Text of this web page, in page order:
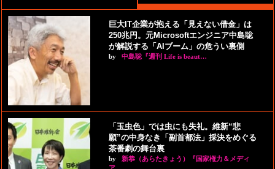
巨大IT企業が抱える「見えない借金」は
250兆円。元Microsoftエンジニア中島聡
が解説する「AIブーム」の危うい裏側
by 中島聡『週刊 Life is beaut…
「玉虫色」では虫にも失礼。維新“悲
願”の中身なき「副首都法」採決をめぐる
茶番劇の舞台裏
by
新恭（あらたきょう）『国家権力＆メディ